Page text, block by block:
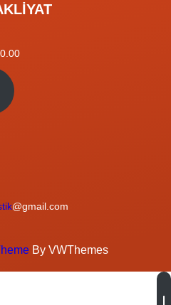
@gmail.com
By VWThemes